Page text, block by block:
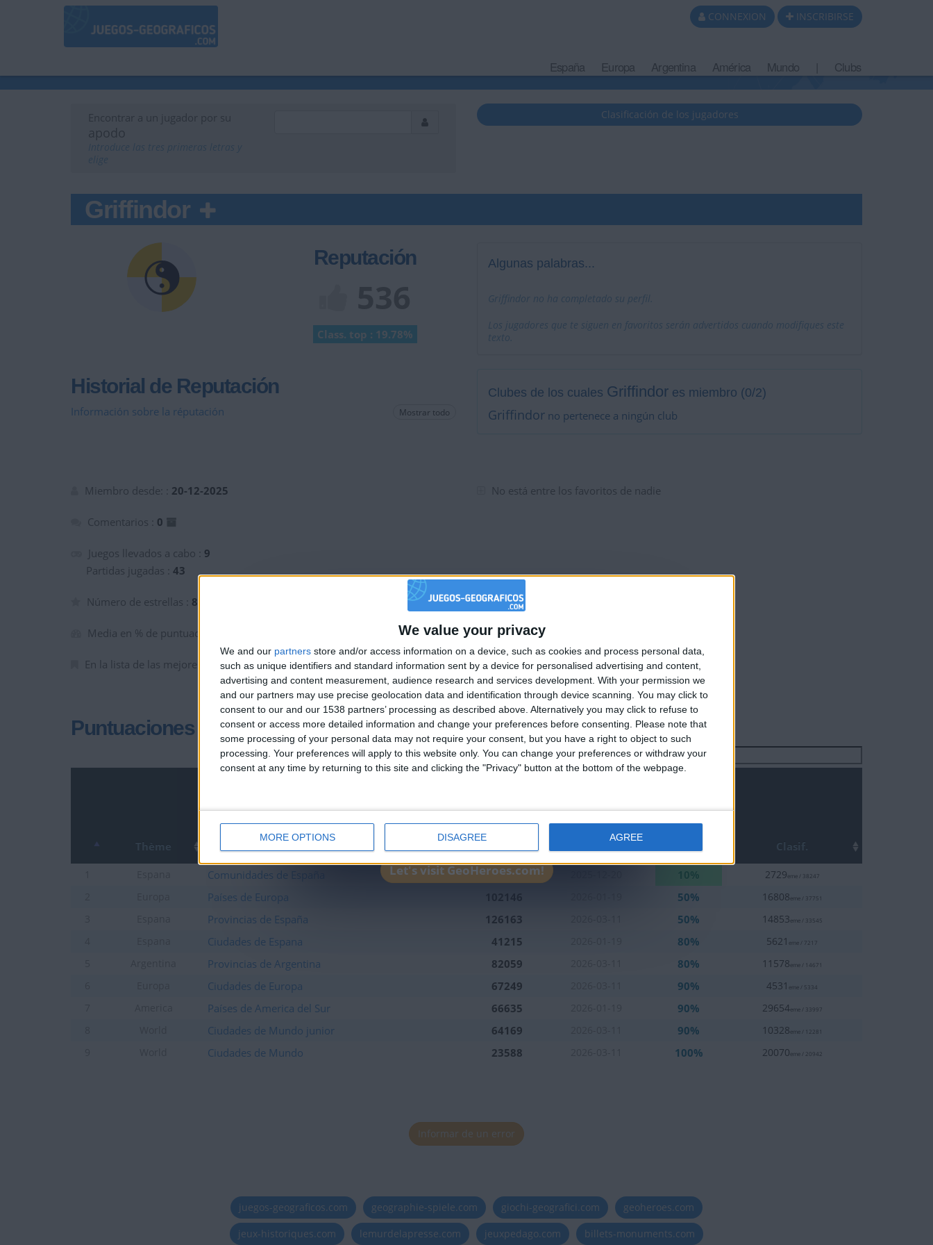
We value your privacy
We and our partners store and/or access information on a device, such as cookies and process personal data,
such as unique identifiers and standard information sent by a device for personalised advertising and content,
advertising and content measurement, audience research and services development. With your permission we
and our partners may use precise geolocation data and identification through device scanning. You may click to
consent to our and our 1538 partners’ processing as described above. Alternatively you may click to refuse to
consent or access more detailed information and change your preferences before consenting.
Please note that
some processing of your personal data may not require your consent, but you have a right to object to such
processing. Your preferences will apply to this website only. You can change your preferences or withdraw your
consent at any time by returning to this site and clicking the "Privacy" button at the bottom of the webpage.
MORE OPTIONS DISAGREE AGREE
CONNEXION INSCRIBIRSE
España Europa Argentina América Mundo Clubs
Encontrar a un jugador por su
apodo
Clasificación de los jugadores
Griffindor
Reputación
Class. top : 19.78%
Historial de Reputación
Información sobre la réputación Mostrar todo
Algunas palabras...
Griffindor no ha completado su perfil.
Los jugadores que te siguen en favoritos serán advertidos cuando modifiques este
texto.
Clubes de los cuales Griffindor es miembro (0/2)
Griffindor no pertenece a ningún club
Miembro desde: : 20-12-2025
Comentarios : 0
Juegos llevados a cabo : 9
Partidas jugadas : 43
Número de estrellas : 8
Media en % de puntuación max. :
En la lista de las mejores partidas :0
No está entre los favoritos de nadie
Puntuaciones
Buscar:
Thème
Mejor
resultados
Clasif.
Comunidades de España 143639 10% 2729eme / 38247
Países de Europa 50% 16808eme / 37751
Provincias de España 126163 50% 14853eme / 33545
Ciudades de Espana 41215 80% 5621 eme / 7217
Provincias de Argentina 82059 80% 11578eme / 14671
Ciudades de Europa 67249 90% 4531 eme / 5334
Países de America del Sur 66635 90% 29654eme / 33997
Ciudades de Mundo junior 64169 90% 10328eme / 12281
Ciudades de Mundo 23588 100% 20070eme / 20942
Informar de un error
juegos-geograficos.com geographie-spiele.com giochi-geografici.com
geoheroes.com
jeux-historiques.com
lemurdelapresse.com jeuxpedago.com billets-monuments.com
🇺🇸 We noticed you’re visiting from
an English-speaking country
Join our American version now and be among
the firsts to submit your score on our
leaderboards!
Let's visit GeoHeroes.com!